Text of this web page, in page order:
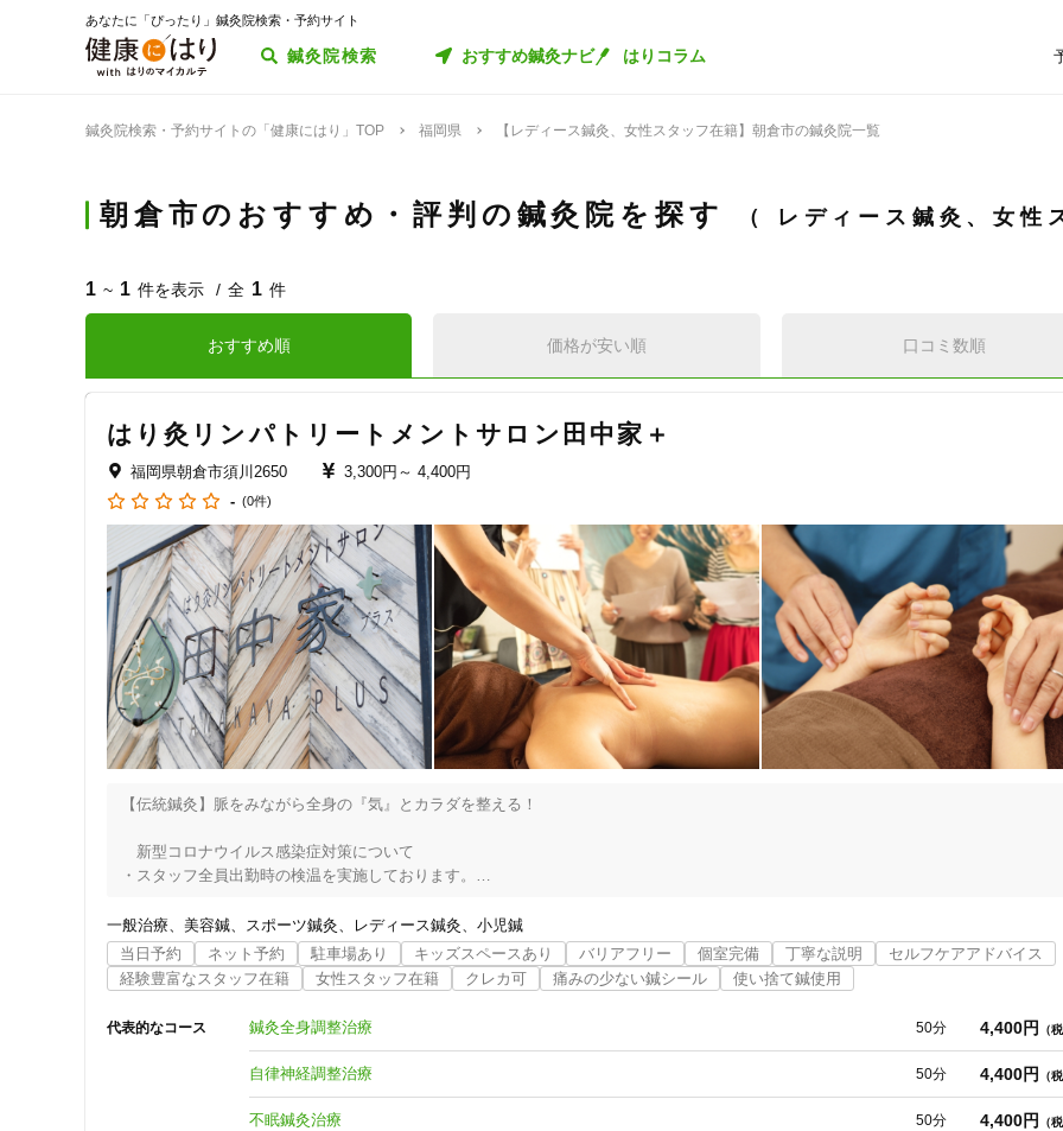
あなたに「ぴったり」鍼灸院検索・予約サイト
鍼灸院検索 おすすめ鍼灸ナビ はりコラム
鍼灸院検索・予約サイトの「健康にはり」TOP 福岡県 【レディース鍼灸、女性スタッフ在籍】朝倉市の鍼灸院一覧
朝倉市のおすすめ・評判の鍼灸院を探す レディース鍼灸、女性
1 ~ 1 件を表示 全 1 件
おすすめ順 価格が安い順 口コミ数順
はり灸リンパトリートメントサロン田中家＋
福岡県朝倉市須川2650 3,300円～ 4,400円
- (0件)
【伝統鍼灸】脈をみながら全身の『気』とカラダを整える！
新型コロナウイルス感染症対策について
・スタッフ全員出勤時の検温を実施しております。
・消毒用エタノールによる頻回清掃を徹底しております。
・うつ伏せの施術の際はお一人ずつ使い捨てのフェイスペーパーを使用しております。
・お着替えやタオルなどのリネン類は徹底した衛生管理に努めています。
・営業時間中は常に換気扇を回し、頻回に窓を開け空気の循環をしております。
・サロン入口に消毒液を設置し、患者様にはご来院時に手指消毒をお願いしております。
・お手洗いではペーパータオルを使用していただいております。
・37.5度以上の発熱や咳などの風邪様症状がある場合は、必ず事前にお申し付けください。
『かかりつけ鍼灸師』として皆さまに寄り添える鍼灸院を目指します
一般治療 美容鍼 スポーツ鍼灸 レディース鍼灸
小児鍼
当日予約
ネット予約 駐車場あり キッズスペースあり バリアフリー 個室完備 丁寧な説明
セルフケアアドバイス
経験豊富なスタッフ在籍
女性スタッフ在籍 クレカ可 痛みの少ない鍼シール 使い捨て鍼使用
代表的なコース 鍼灸全身調整治療 50分 4,400円 （
自律神経調整治療 50分 4,400円 （
不眠鍼灸治療 50分 4,400円 （